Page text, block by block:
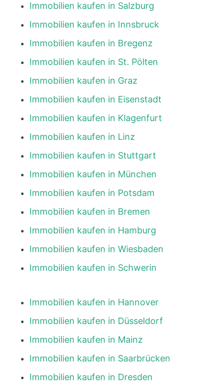
Immobilien kaufen in Salzburg
Immobilien kaufen in Innsbruck
Immobilien kaufen in Bregenz
Immobilien kaufen in St. Pölten
Immobilien kaufen in Graz
Immobilien kaufen in Eisenstadt
Immobilien kaufen in Klagenfurt
Immobilien kaufen in Linz
Immobilien kaufen in Stuttgart
Immobilien kaufen in München
Immobilien kaufen in Potsdam
Immobilien kaufen in Bremen
Immobilien kaufen in Hamburg
Immobilien kaufen in Wiesbaden
Immobilien kaufen in Schwerin
Immobilien kaufen in Hannover
Immobilien kaufen in Düsseldorf
Immobilien kaufen in Mainz
Immobilien kaufen in Saarbrücken
Immobilien kaufen in Dresden